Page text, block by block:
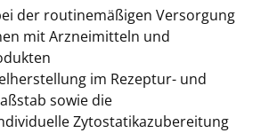
der routinemäßigen Versorgung
mit Arzneimitteln und
im Rezeptur- und
sowie die
Zytostatikazubereitung